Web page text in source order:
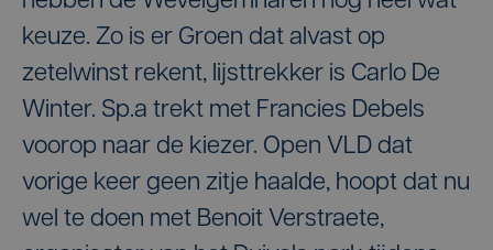
keuze. Zo is er Groen dat alvast op
zetelwinst rekent, lijsttrekker is Carlo De
Winter. Sp.a trekt met Francies Debels
voorop naar de kiezer. Open VLD dat
vorige keer geen zitje haalde, hoopt dat nu
wel te doen met Benoit Verstraete,